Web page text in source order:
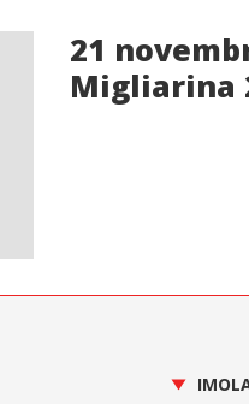
21
Migliarina